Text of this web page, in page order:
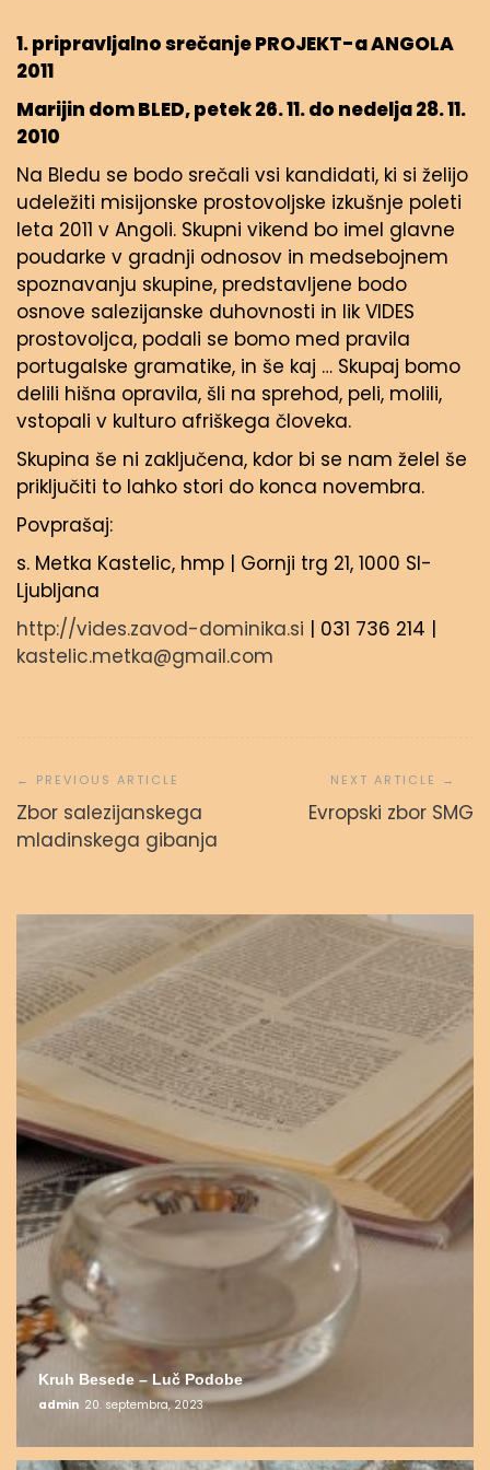
1. pripravljalno srečanje PROJEKT-a ANGOLA
2011
Marijin dom BLED, petek 26. 11. do nedelja 28. 11.
2010
Na Bledu se bodo srečali vsi kandidati, ki si želijo
udeležiti misijonske prostovoljske izkušnje poleti
leta 2011 v Angoli. Skupni vikend bo imel glavne
poudarke v gradnji odnosov in medsebojnem
spoznavanju skupine, predstavljene bodo
osnove salezijanske duhovnosti in lik VIDES
prostovoljca, podali se bomo med pravila
portugalske gramatike, in še kaj … Skupaj bomo
delili hišna opravila, šli na sprehod, peli, molili,
vstopali v kulturo afriškega človeka.
Skupina še ni zaključena, kdor bi se nam želel še
priključiti to lahko stori do konca novembra.
Povprašaj:
s. Metka Kastelic, hmp | Gornji trg 21, 1000 SI-
Ljubljana
http://vides.zavod-dominika.si | 031 736 214 |
kastelic.metka@gmail.com
prispevka
Zbor salezijanskega
mladinskega gibanja
Evropski zbor SMG
Svetopisemske urice
Kruh Besede – Luč Podobe
admin 20. septembra, 2023